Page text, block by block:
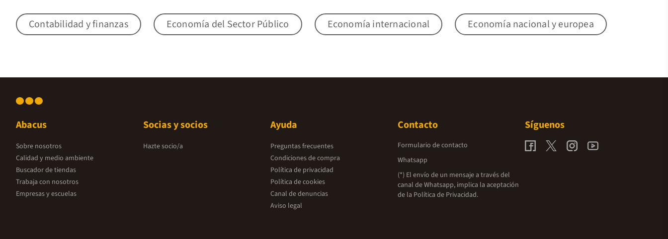
Contabilidad y finanzas Economía del Sector Público Economía internacional Economía nacional y europea
Abacus
Sobre nosotros
Calidad y medio ambiente
Buscador de tiendas
Trabaja con nosotros
Empresas y escuelas
Socias y socios
Hazte socio/a
Ayuda
Preguntas frecuentes
Condiciones de compra
Política de privacidad
Política de cookies
Canal de denuncias
Aviso legal
Contacto
Formulario de contacto
Whatsapp
(*) El envío de un mensaje a través del
canal de Whatsapp, implica la aceptación
de la Política de Privacidad.
Síguenos